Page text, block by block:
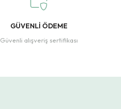
GÜVENLİ ÖDEME
Güvenli alışveriş sertifikası